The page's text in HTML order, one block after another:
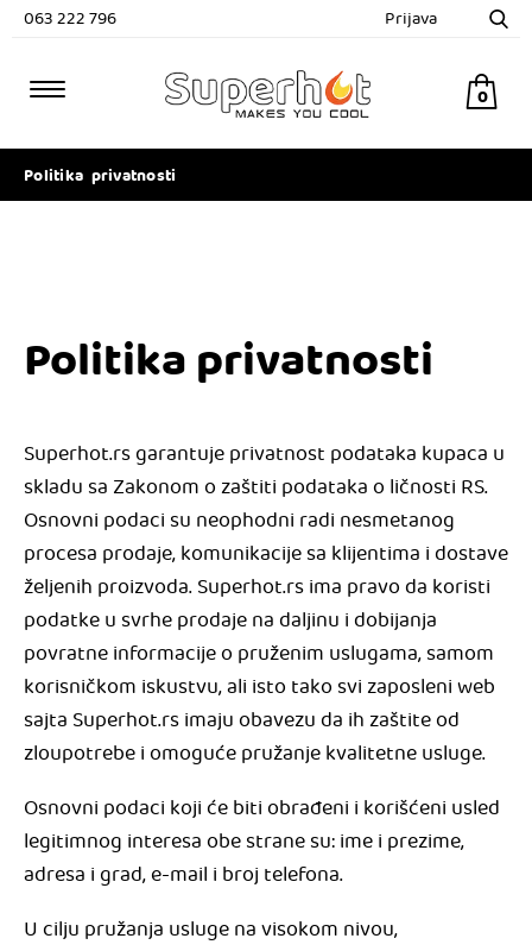
063 222 796 Prijava
Politika privatnosti
Politika privatnosti
Superhot.rs garantuje privatnost podataka kupaca u
skladu sa Zakonom o zaštiti podataka o ličnosti RS.
Osnovni podaci su neophodni radi nesmetanog
procesa prodaje, komunikacije sa klijentima i dostave
željenih proizvoda. Superhot.rs ima pravo da koristi
podatke u svrhe prodaje na daljinu i dobijanja
povratne informacije o pruženim uslugama, samom
korisničkom iskustvu, ali isto tako svi zaposleni web
sajta Superhot.rs imaju obavezu da ih zaštite od
zloupotrebe i omoguće pružanje kvalitetne usluge.
Osnovni podaci koji će biti obrađeni i korišćeni usled
legitimnog interesa obe strane su: ime i prezime,
adresa i grad, e-mail i broj telefona.
U cilju pružanja usluge na visokom nivou,
0